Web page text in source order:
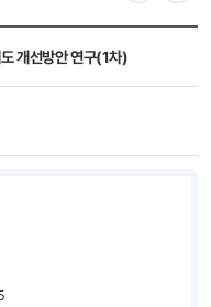
개선방안 연구(1차)